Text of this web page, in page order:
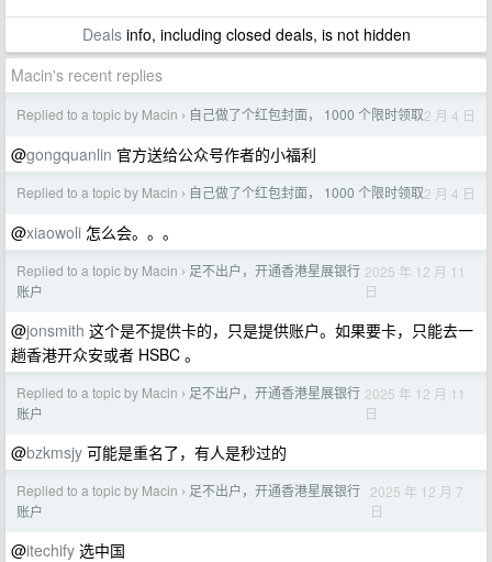
Dealsinfo, including closed deals, is not hidden
Macin's recent replies
Replied to a topic by Macin › 自己做了个红包封面， 1000 个限时领取2 月 4 日
@gongquanlin 官方送给公众号作者的小福利
Replied to a topic by Macin › 自己做了个红包封面， 1000 个限时领取2 月 4 日
@xiaowoli 怎么会。。。
Replied to a topic by Macin › 足不出户，开通香港星展银行
账户
2025 年 12 月 11
日
@jonsmith 这个是不提供卡的，只是提供账户。如果要卡，只能去一
趟香港开众安或者 HSBC 。
Replied to a topic by Macin › 足不出户，开通香港星展银行
账户
2025 年 12 月 11
日
@bzkmsjy 可能是重名了，有人是秒过的
Replied to a topic by Macin › 足不出户，开通香港星展银行
账户
2025 年 12 月 7
日
@itechify 选中国